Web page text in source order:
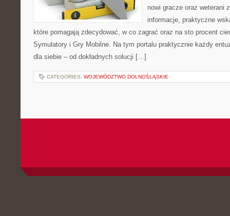
nowi gracze oraz weterani
informacje, praktyczne
które pomagają zdecydować, w co zagrać oraz na sto procent
Symulatory i Gry Mobilne. Na tym portalu praktycznie każdy
dla siebie – od dokładnych solucji […]
CATEGORIES: WOJEWÓDZTWO DOLNOŚLĄSKIE